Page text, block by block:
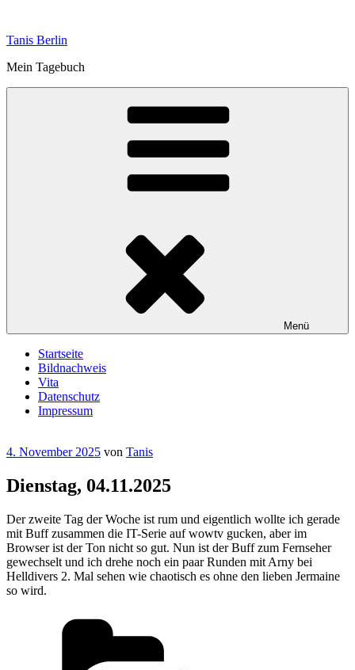
springen
Tanis Berlin
Mein Tagebuch
Menü
Startseite
Bildnachweis
Vita
Datenschutz
Impressum
Veröffentlicht
4. November 2025 von Tanis
Dienstag, 04.11.2025
Der zweite Tag der Woche ist rum und eigentlich wollte ich gerade
mit Buff zusammen die IT-Serie auf wowtv gucken, aber im
Browser ist der Ton nicht so gut. Nun ist der Buff zum Fernseher
gewechselt und ich drehe noch ein paar Runden mit Arny bei
Helldivers 2. Mal sehen wie chaotisch es ohne den lieben Jermaine
so wird.